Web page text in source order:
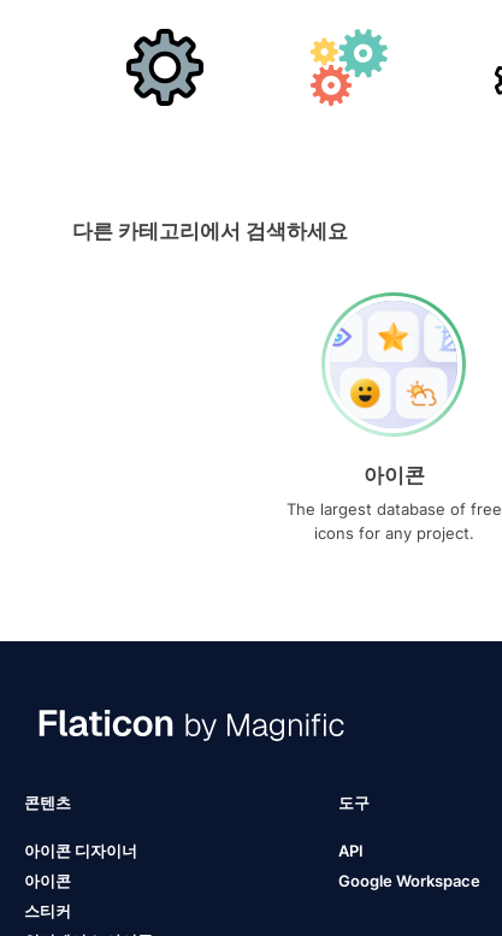
다른 카테고리에서 검색하세요
아이콘
The largest database of free
icons for any project.
콘텐츠
아이콘 디자이너
아이콘
스티커
도구
API
Google Workspace